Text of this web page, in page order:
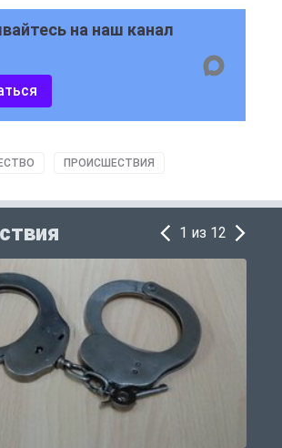
на наш канал
ПРОИСШЕСТВИЯ
1 из 12